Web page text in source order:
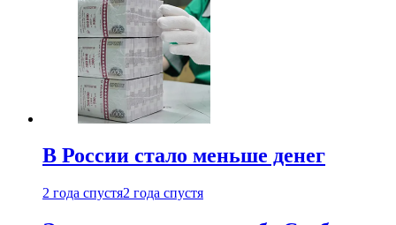
В России стало меньше денег
2 года спустя2 года спустя